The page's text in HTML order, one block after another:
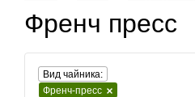
Френч пресс
Вид чайника:
Френч-пресс